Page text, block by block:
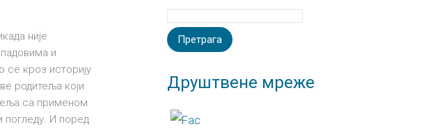
није
падовима и
се кроз историју
родитеља који
са применом
погледу. И поред
Претрага
Друштвене мреже